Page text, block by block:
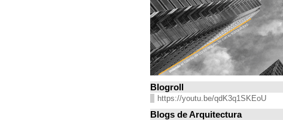
Blogroll
https://youtu.be/qdK3q1SKEoU
Blogs de Arquitectura